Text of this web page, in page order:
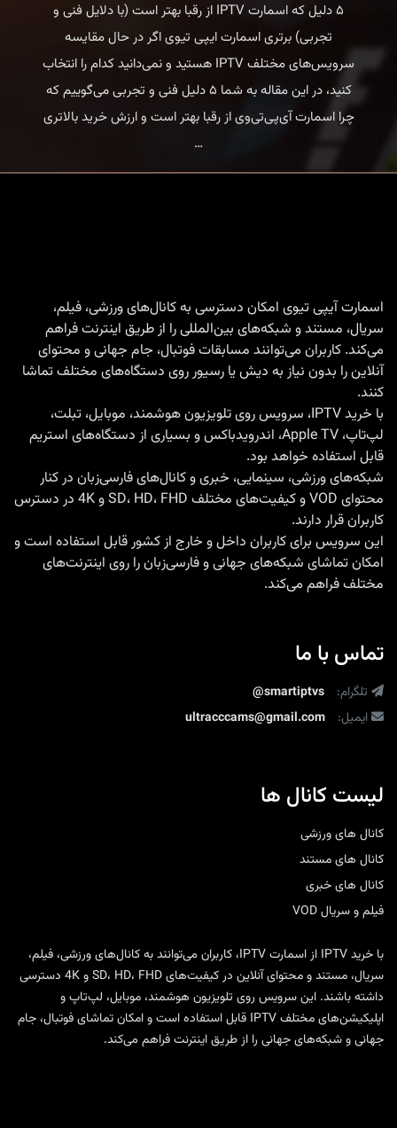
۵ دلیل که اسمارت IPTV از رقبا بهتر است (با دلایل فنی و
تجربی) برتری اسمارت ایپی تیوی اگر در حال مقایسه
سرویس‌های مختلف IPTV هستید و نمی‌دانید کدام را انتخاب
کنید، در این مقاله به شما ۵ دلیل فنی و تجربی می‌گوییم که
چرا اسمارت آی‌پی‌تی‌وی از رقبا بهتر است و ارزش خرید بالاتری
…
دلیل
رقبا
بهتر
است
(با
دلایل
فنی
تجربی)
اسمارت آیپی تیوی امکان دسترسی به کانال‌های ورزشی، فیلم،
سریال، مستند و شبکه‌های بین‌المللی را از طریق اینترنت فراهم
می‌کند. کاربران می‌توانند مسابقات فوتبال، جام جهانی و محتوای
آنلاین را بدون نیاز به دیش یا رسیور روی دستگاه‌های مختلف تماشا
کنند.
با خرید IPTV
، سرویس روی تلویزیون هوشمند، موبایل، تبلت،
لپ‌تاپ، Apple TV، اندرویدباکس و بسیاری از دستگاه‌های استریم
قابل استفاده خواهد بود.
شبکه‌های ورزشی، سینمایی، خبری و کانال‌های فارسی‌زبان در کنار
محتوای VOD و کیفیت‌های مختلف SD، HD، FHD و 4K در دسترس
کاربران قرار دارند.
این سرویس برای کاربران داخل و خارج از کشور قابل استفاده است و
امکان تماشای شبکه‌های جهانی و فارسی‌زبان را روی اینترنت‌های
مختلف فراهم می‌کند.
تماس با ما
تلگرام:
@smartiptvs
ایمیل:
ultracccams@gmail.com
لیست کانال ها
کانال های ورزشی
کانال های مستند
کانال های خبری
فیلم و سریال VOD
با خرید IPTV ازاسمارت IPTV
، کاربران می‌توانند به کانال‌های ورزشی، فیلم،
سریال، مستند و محتوای آنلاین در کیفیت‌های SD، HD، FHD و 4K دسترسی
داشته باشند. این سرویس روی تلویزیون هوشمند، موبایل، لپ‌تاپ و
اپلیکیشن‌های مختلف IPTV قابل استفاده است و امکان تماشای فوتبال، جام
جهانی و شبکه‌های جهانی را از طریق اینترنت فراهم می‌کند.